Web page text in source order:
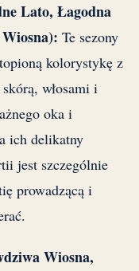
Lato, Łagodna
Te sezony
kolorystykę z
włosami i
oka i
ich delikatny
jest szczególnie
prowadzącą i
Wiosna,